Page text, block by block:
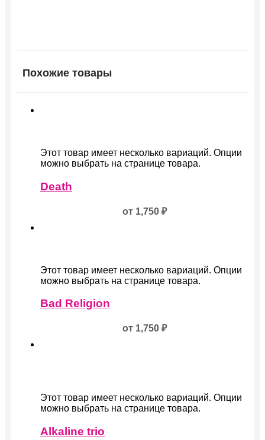
Похожие товары
Этот товар имеет несколько вариаций. Опции
можно выбрать на странице товара.
Death
от 1,750 ₽
Этот товар имеет несколько вариаций. Опции
можно выбрать на странице товара.
Bad Religion
от 1,750 ₽
Этот товар имеет несколько вариаций. Опции
можно выбрать на странице товара.
Alkaline trio